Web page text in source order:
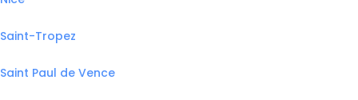
Saint-Tropez
Saint Paul de Vence